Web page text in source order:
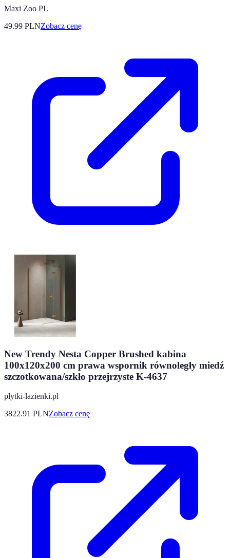
Maxi Zoo PL
49.99 PLNZobacz cenę
New Trendy Nesta Copper Brushed kabina
100x120x200 cm prawa wspornik równoległy miedź
szczotkowana/szkło przejrzyste K-4637
plytki-lazienki.pl
3822.91 PLNZobacz cenę